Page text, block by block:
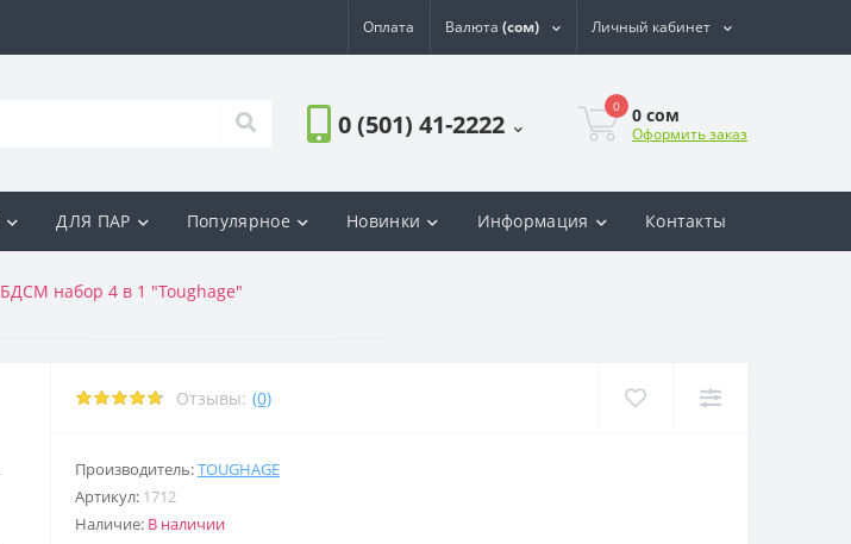
Оплата Валюта (сом) Личный кабинет
0 (501) 41-2222
0 0 сом
Оформить заказ
ДЛЯ ПАР Популярное Новинки Информация Контакты
БДСМ набор 4 в 1 "Toughage"
Отзывы: (0)
Производитель:TOUGHAGE
Артикул: 1712
Наличие: В наличии